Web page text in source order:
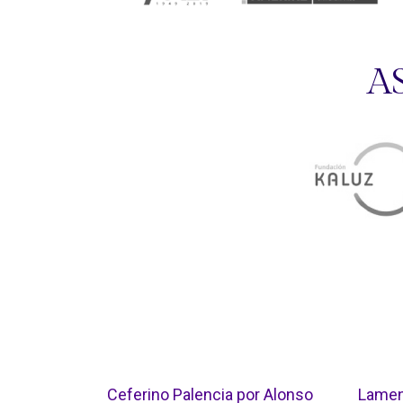
Ceferino Palencia por Alonso